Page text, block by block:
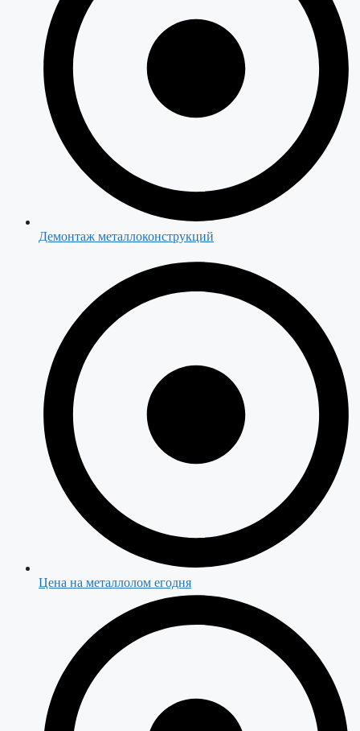
Демонтаж металлоконструкций
Цена на металлолом егодня